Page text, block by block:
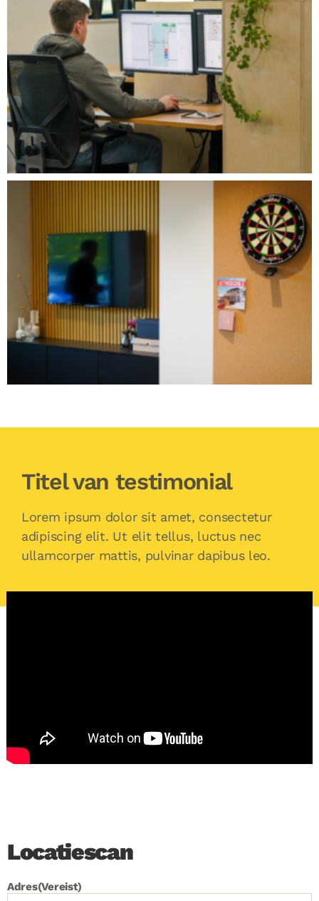
Titel van testimonial
Lorem ipsum dolor sit amet, consectetur
adipiscing elit. Ut elit tellus, luctus nec
ullamcorper mattis, pulvinar dapibus leo.
Locatiescan
Adres(Vereist)